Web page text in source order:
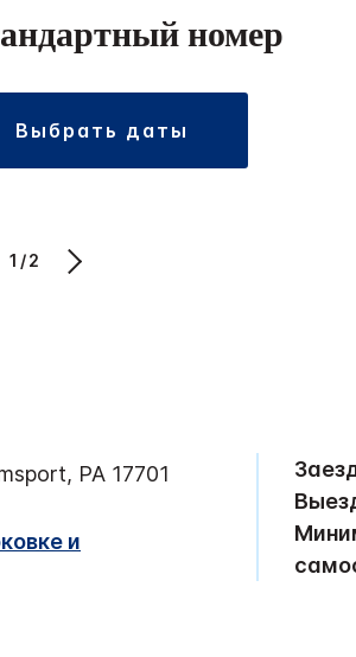
номер
выбрать даты
1/2
, PA 17701
и